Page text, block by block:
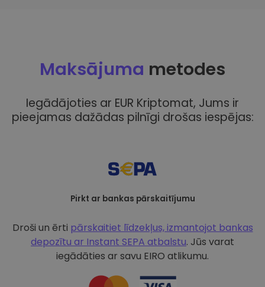
Maksājuma metodes
Iegādājoties ar EUR Kriptomat, Jums ir
pieejamas dažādas pilnīgi drošas iespējas:
Pirkt ar bankas pārskaitījumu
Droši un ērti pārskaitiet līdzekļus, izmantojot bankas
depozītu ar Instant SEPA atbalstu. Jūs varat
iegādāties ar savu EIRO atlikumu.